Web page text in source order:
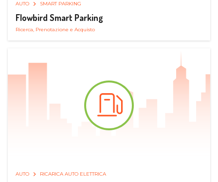
AUTO SMART PARKING
Flowbird Smart Parking
Ricerca, Prenotazione e Acquisto
AUTO RICARICA AUTO ELETTRICA